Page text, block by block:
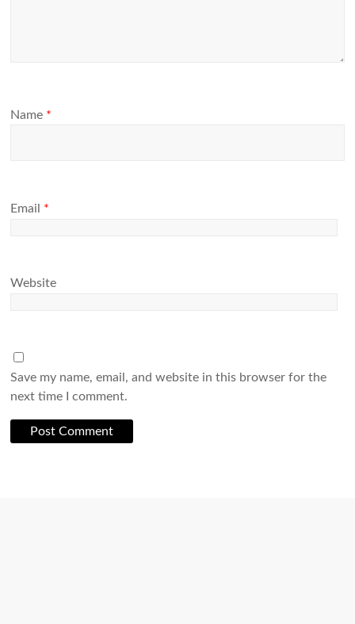
Name *
Email *
Website
Save my name, email, and website in this browser for the
next time I comment.